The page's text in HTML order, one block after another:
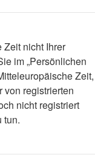
nicht Ihrer
im „Persönlichen
Zeit,
von registrierten
nicht registriert
tun.